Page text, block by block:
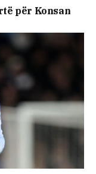
për Konsan